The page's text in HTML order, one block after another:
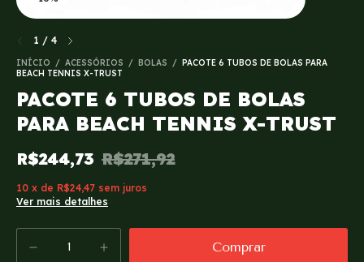
1 / 4
INÍCIO / ACESSÓRIOS / BOLAS /
PACOTE 6 TUBOS DE BOLAS PARA
BEACH TENNIS X-TRUST
PACOTE 6 TUBOS DE BOLAS
PARA BEACH TENNIS X-TRUST
R$244,73 R$271,92
10 x de R$24,47 sem juros
Ver mais detalhes